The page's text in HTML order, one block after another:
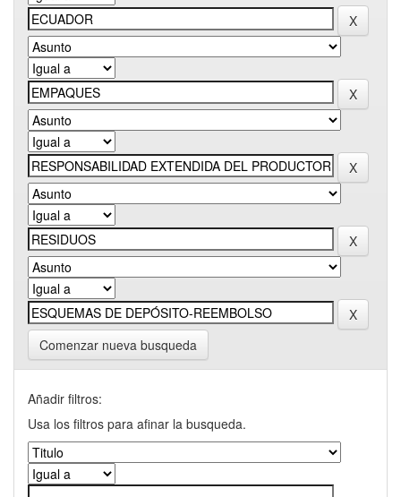
Comenzar nueva busqueda
Añadir filtros:
Usa los filtros para afinar la busqueda.